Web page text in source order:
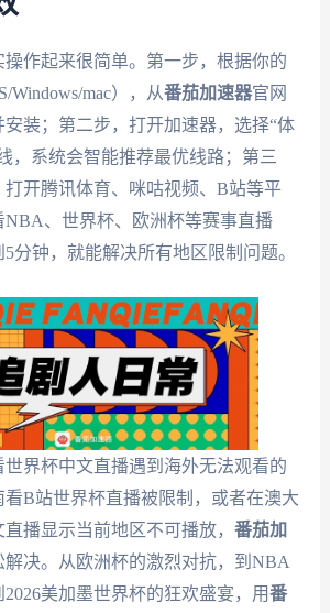
作起来很简单。第一步，根据你的
Windows/mac），从番茄加速器官网
装；第二步，打开加速器，选择“体
，系统会智能推荐最优线路；第三
打开腾讯体育、咪咕视频、B站等平
NBA、世界杯、欧洲杯等赛事直播
分钟，就能解决所有地区限制问题。
界杯中文直播遇到海外无法观看的
B站世界杯直播被限制，或者在澳大
播显示当前地区不可播放， 番茄加
决。从欧洲杯的激烈对抗，到NBA
美加墨世界杯的狂欢盛宴，用番